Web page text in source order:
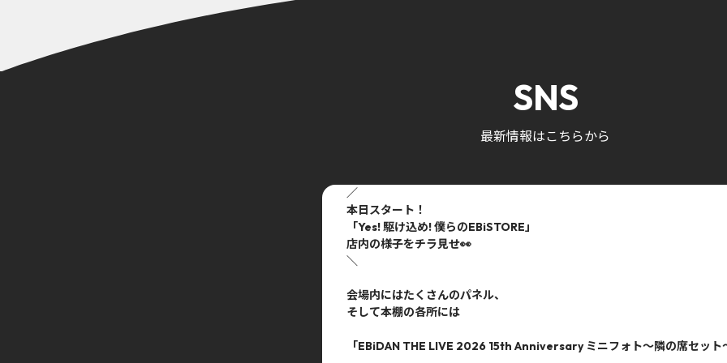
SNS
最新情報はこちらから
／
本日スタート！
「Yes! 駆け込め! 僕らのEBiSTORE」
店内の様子をチラ見せ👀
＼
会場内にはたくさんのパネル、
そして本棚の各所には
「EBiDAN THE LIVE 2026 15th Anniversary ミニフォト〜隣の席セット